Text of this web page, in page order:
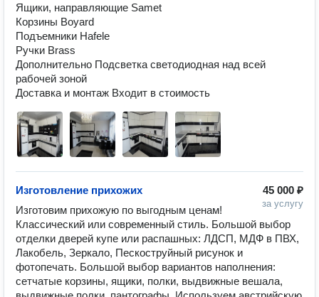
Ящики, направляющие Samet
Корзины Boyard
Подъемники Hafele
Ручки Brass
Дополнительно Подсветка светодиодная над всей
рабочей зоной
Доставка и монтаж Входит в стоимость
45 000 ₽
за услугу
Изготовление прихожих
Изготовим прихожую по выгодным ценам!
Классический или современный стиль. Большой выбор
отделки дверей купе или распашных: ЛДСП, МДФ в ПВХ,
Лакобель, Зеркало, Пескоструйный рисунок и
фотопечать. Большой выбор вариантов наполнения:
сетчатые корзины, ящики, полки, выдвижные вешала,